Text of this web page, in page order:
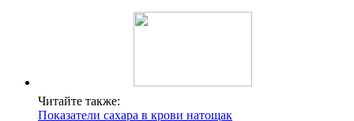
Читайте также:
Показатели сахара в крови натощак